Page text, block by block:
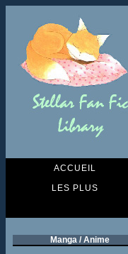
ACCUEIL
LES PLUS
Manga / Anime